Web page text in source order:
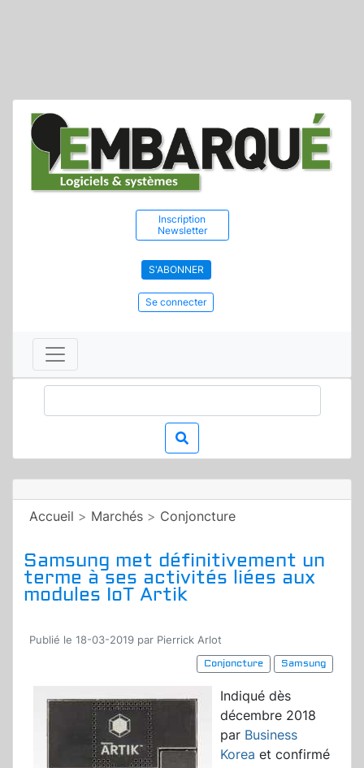
Inscription
Newsletter
S'ABONNER
Se connecter
Accueil > Marchés > Conjoncture
Samsung met définitivement un
terme à ses activités liées aux
modules IoT Artik
Publié le 18-03-2019 par Pierrick Arlot
Conjoncture
Samsung
Indiqué dès
décembre 2018
par Business
Korea et confirmé